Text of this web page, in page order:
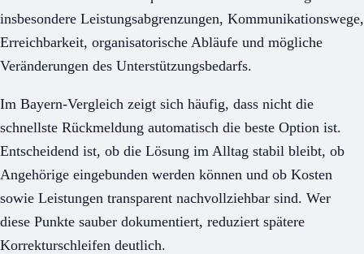
insbesondere Leistungsabgrenzungen, Kommunikationswege,
Erreichbarkeit, organisatorische Abläufe und mögliche
Veränderungen des Unterstützungsbedarfs.
Im Bayern-Vergleich zeigt sich häufig, dass nicht die
schnellste Rückmeldung automatisch die beste Option ist.
Entscheidend ist, ob die Lösung im Alltag stabil bleibt, ob
Angehörige eingebunden werden können und ob Kosten
sowie Leistungen transparent nachvollziehbar sind. Wer
diese Punkte sauber dokumentiert, reduziert spätere
Korrekturschleifen deutlich.